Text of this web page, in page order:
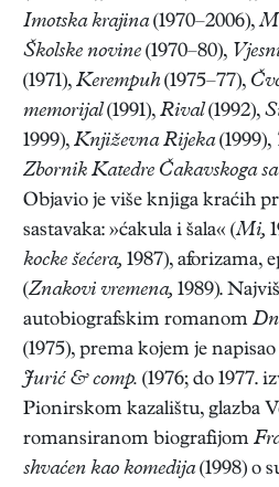
Imotska krajina(1970–2006),
Školske novine (1970–80),
(1971), Kerempuh(1975–77),
memorijal(1991), Rival(1992),
1999), Književna Rijeka(1999),
Zbornik Katedre Čakavskoga
Objavio je više knjiga kraćih
sastavaka: »ćakula i šala« (Mi,
kocke šećera, 1987), aforizama,
(Znakovi vremena, 1989).
autobiografskim romanom
(1975), prema kojem je
Jurić & comp. (1976; do 1977.
Pionirskom kazalištu, glazba
romansiranom biografijom
shvaćen kao komedija(1998) o